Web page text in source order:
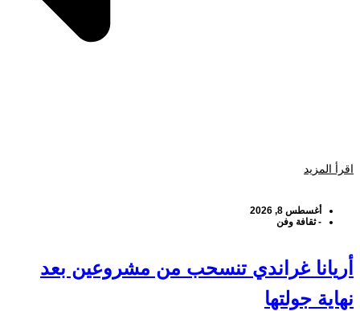
اقرأ المزيد
أغسطس 8, 2026
- ثقافة وفن
أريانا غراندي تنسحب من مشروعين بعد
نهاية جولتها